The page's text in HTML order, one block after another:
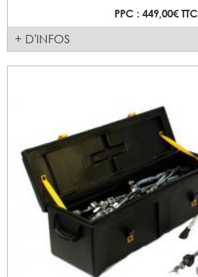
PPC : 449,00€ TTC
+ D'INFOS